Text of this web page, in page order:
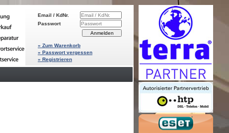
Email / KdNr.
Passwort
» Zum Warenkorb
» Passwort vergessen
» Registrieren